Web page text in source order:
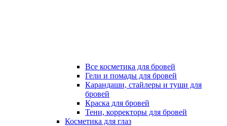
Все косметика для бровей
Гели и помады для бровей
Карандаши, стайлеры и туши для
бровей
Краска для бровей
Тени, корректоры для бровей
Косметика для глаз